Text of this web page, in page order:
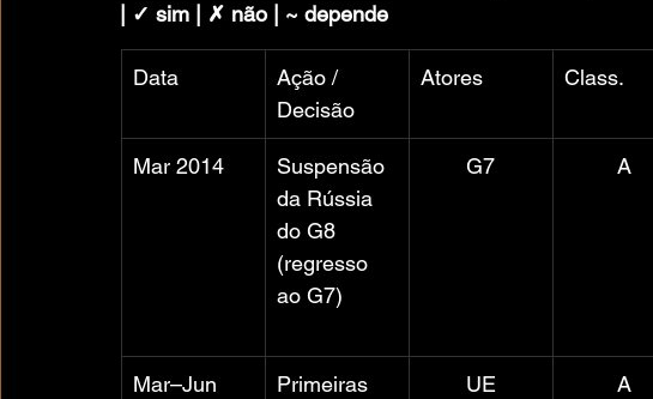
| ✓ sim | ✗ não | ~ depende
Data
Ação /
Decisão
Atores Class.
Mar 2014
Suspensão
da Rússia
do G8
(regresso
ao G7)
G7 A
Mar–Jun
Primeiras
UE A